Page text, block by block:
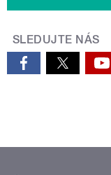
SLEDUJTE NÁS